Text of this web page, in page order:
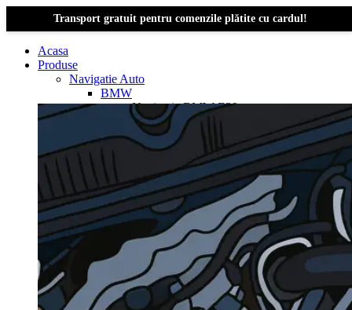
Transport gratuit pentru comenzile plătite cu cardul!
Acasa
Produse
Navigatie Auto
BMW
Navigație BMW E39
Navigatie Bmw E46
Navigatie Bmw E87
Navigatie Bmw E90
Navigatie Bmw E91
Navigatie Bmw F10
Navigatie Bmw F30
Navigatie Bmw Seria 1 E87
Navigatie Bmw X1
Navigatie Bmw X1 E84
Navigatie BMW X3
Navigatie BMW X3 E83
Navigatie BMW X3 f25
Dacia Logan
Navigație Dacia Logan 1 (2004–2012)